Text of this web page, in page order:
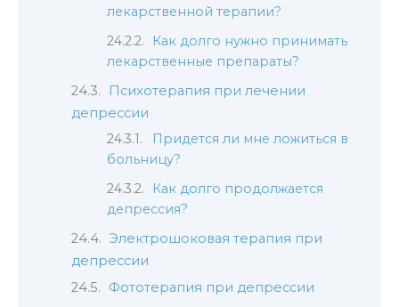
лекарственной терапии?
Как долго нужно принимать
лекарственные препараты?
Психотерапия при лечении
депрессии
Придется ли мне ложиться в
больницу?
Как долго продолжается
депрессия?
Электрошоковая терапия при
депрессии
Фототерапия при депрессии